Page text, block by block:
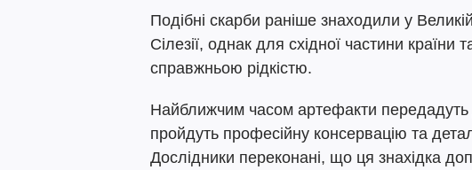
Подібні скарби раніше знаходили у
Сілезії, однак для східної частини країни
справжньою рідкістю.
Найближчим часом артефакти
пройдуть професійну консервацію та
Дослідники переконані, що ця знахідка